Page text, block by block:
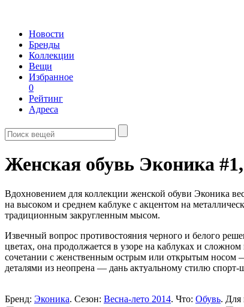
Новости
Бренды
Коллекции
Вещи
Избранное
0
Рейтинг
Адреса
Женская обувь Эконика #1,
Вдохновением для коллекции женской обуви Эконика
на высоком и среднем каблуке с акцентом на
традиционным закругленным мысом.
Извечный вопрос противостояния черного и белого
цветах, она продолжается в узоре на каблуках и
сочетании с женственным острым или открытым носом
деталями из неопрена — дань актуальному стилю спорт-
Бренд: Эконика. Сезон: Весна-лето 2014. Что: Обувь. Для